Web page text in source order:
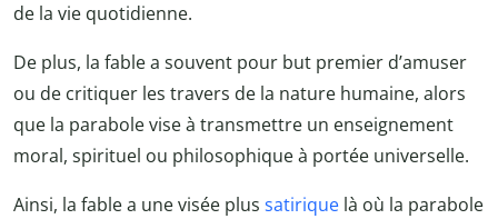
de la vie quotidienne.
De plus, la fable a souvent pour but premier d’amuser
ou de critiquer les travers de la nature humaine, alors
que la parabole vise à transmettre un enseignement
moral, spirituel ou philosophique à portée universelle.
Ainsi, la fable a une visée plus satirique là où la parabole